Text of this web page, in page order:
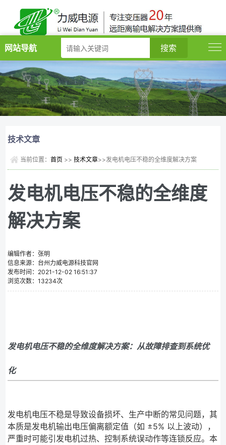
网站导航
技术文章
当前位置：首页 >>技术文章>>发电机电压不稳的全维度解决方案
发电机电压不稳的全维度
解决方案
编辑作者：张明
信息来源：台州力威电源科技官网
发布时间：2021-12-02 16:51:37
浏览次数：13234次
发电机电压不稳的全维度解决方案：从故障排查到系统优
化
发电机电压不稳是导致设备损坏、生产中断的常见问题，其
本质是发电机输出电压偏离额定值（如 ±5% 以上波动），
严重时可能引发电机过热、控制系统误动作等连锁反应。本